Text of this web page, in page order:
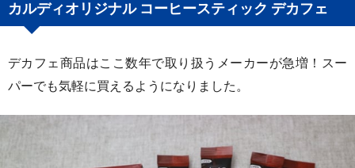
カルディオリジナル コーヒースティック デカフェ
デカフェ商品はここ数年で取り扱うメーカーが急増！スー
パーでも気軽に買えるようになりました。